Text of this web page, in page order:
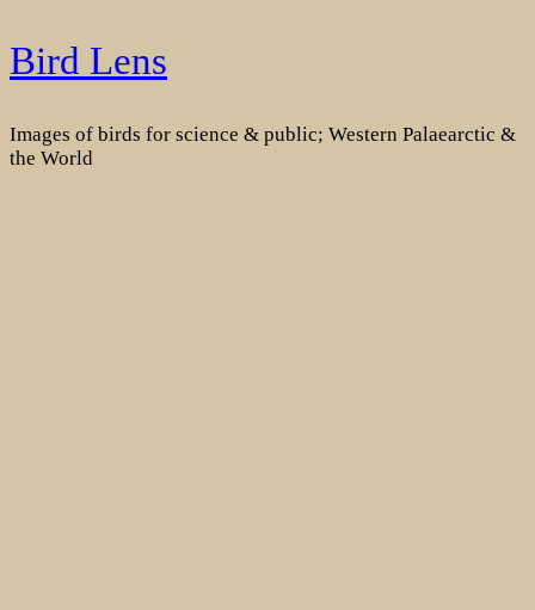
Skip
to
Bird Lens
Images of birds for science & public; Western Palaearctic &
the World